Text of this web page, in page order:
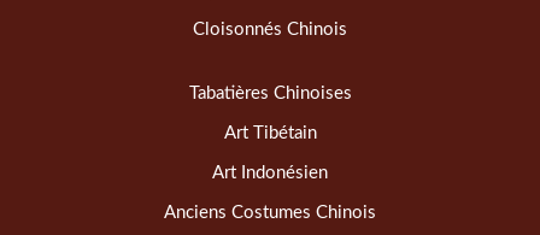
Cloisonnés Chinois
Tabatières Chinoises
Art Tibétain
Art Indonésien
Anciens Costumes Chinois